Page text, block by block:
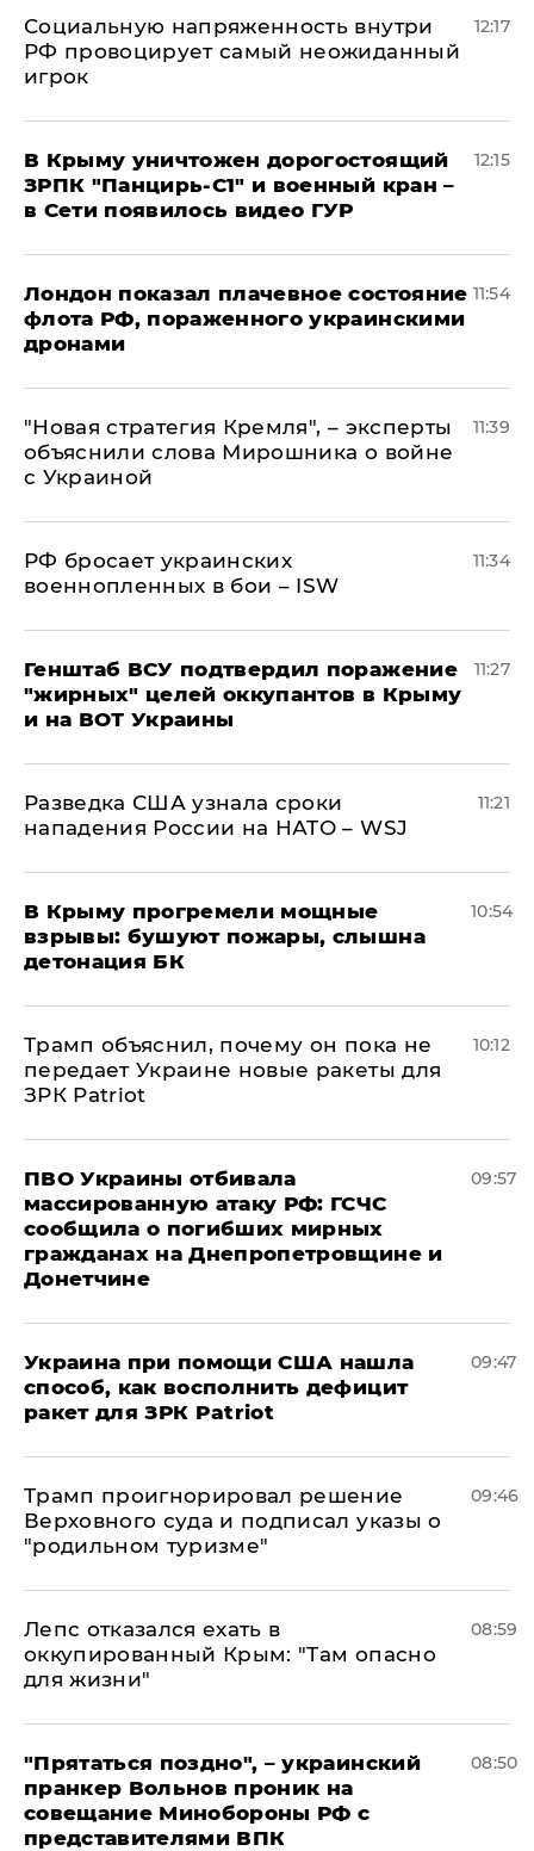
Социальную напряженность внутри
РФ провоцирует самый неожиданный
игрок
12:17
В Крыму уничтожен дорогостоящий
ЗРПК "Панцирь-С1" и военный кран –
в Сети появилось видео ГУР
12:15
Лондон показал плачевное состояние
флота РФ, пораженного украинскими
дронами
11:54
"Новая стратегия Кремля", – эксперты
объяснили слова Мирошника о войне
с Украиной
11:39
РФ бросает украинских
военнопленных в бои – ISW
11:34
Генштаб ВСУ подтвердил поражение
"жирных" целей оккупантов в Крыму
и на ВОТ Украины
11:27
Разведка США узнала сроки
нападения России на НАТО – WSJ
11:21
В Крыму прогремели мощные
взрывы: бушуют пожары, слышна
детонация БК
10:54
Трамп объяснил, почему он пока не
передает Украине новые ракеты для
ЗРК Patriot
10:12
ПВО Украины отбивала
массированную атаку РФ: ГСЧС
сообщила о погибших мирных
гражданах на Днепропетровщине и
Донетчине
09:57
Украина при помощи США нашла
способ, как восполнить дефицит
ракет для ЗРК Patriot
09:47
Трамп проигнорировал решение
Верховного суда и подписал указы о
"родильном туризме"
09:46
Лепс отказался ехать в
оккупированный Крым: "Там опасно
для жизни"
08:59
"Прятаться поздно", – украинский
пранкер Вольнов проник на
совещание Минобороны РФ с
представителями ВПК
08:50